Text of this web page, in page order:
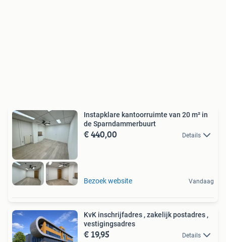
Instapklare kantoorruimte van 20 m² in
de Sparndammerbuurt
€ 440,00 Details
Bezoek website Vandaag
KvK inschrijfadres , zakelijk postadres ,
vestigingsadres
€ 19,95 Details